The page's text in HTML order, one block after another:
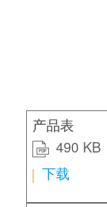
产品表
PDF
490 KB
下载